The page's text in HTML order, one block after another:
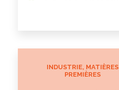
INDUSTRIE, MATIÈRES
PREMIÈRES